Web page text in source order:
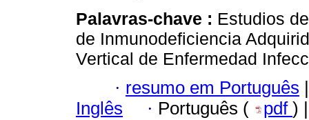
Palavras-chave : Estudios
de Inmunodeficiencia
Vertical de Enfermedad
· resumo em Português
Inglês
· Português ( pdf )